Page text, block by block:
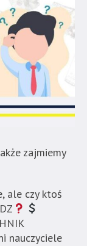
zajmiemy
ale czy ktoś
nauczyciele